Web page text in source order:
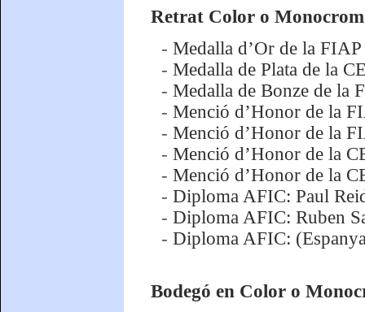
Retrat Color o
- Medalla d’Or de la
- Medalla de Plata de la
- Medalla de Bonze de la
- Menció d’Honor de la
- Menció d’Honor de la
- Menció d’Honor de la
- Menció d’Honor de la
- Diploma AFIC: Paul
- Diploma AFIC: Ruben
- Diploma AFIC:
Bodegó en Color o